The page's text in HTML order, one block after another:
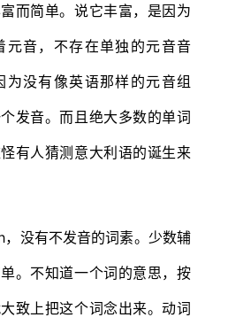
而简单。说它丰富，是因为
元音，不存在单独的元音音
为没有像英语那样的元音组
发音。而且绝大多数的单词
有人猜测意大利语的诞生来
没有不发音的词素。少数辅
。不知道一个词的意思，按
致上把这个词念出来。动词